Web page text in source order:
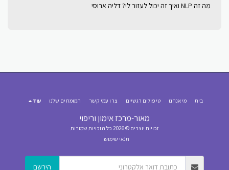
מה זה NLP ואיך זה יכול לעזור לי? דליה ארוסי
מאור-מרכז אימון וריפוי
זכויות יוצרים © 2026 כל הזכויות שמורות
תנאי שימוש
בית מי אנחנו טיפולים רגשיים צרו עמי קשר המומחים שלנו עוד
הירשם